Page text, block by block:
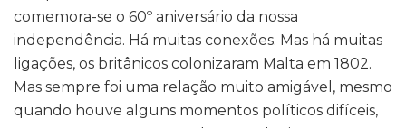
comemora-se o 60º aniversário da nossa
independência. Há muitas conexões. Mas há muitas
ligações, os britânicos colonizaram Malta em 1802.
Mas sempre foi uma relação muito amigável, mesmo
quando houve alguns momentos políticos difíceis,